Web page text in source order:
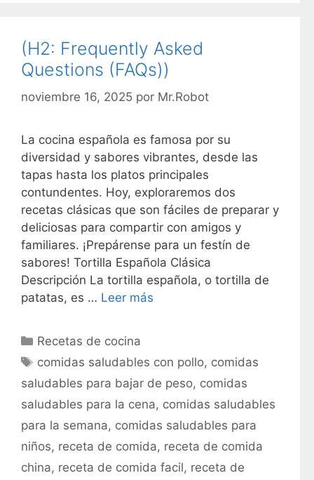
(H2: Frequently Asked
Questions (FAQs))
noviembre 16, 2025 por Mr.Robot
La cocina española es famosa por su
diversidad y sabores vibrantes, desde las
tapas hasta los platos principales
contundentes. Hoy, exploraremos dos
recetas clásicas que son fáciles de preparar y
deliciosas para compartir con amigos y
familiares. ¡Prepárense para un festín de
sabores! Tortilla Española Clásica
Descripción La tortilla española, o tortilla de
patatas, es … Leer más
C
e
g
o
r
Recetas de cocina
E
q
u
e
t
comidas saludables con pollo, comidas
saludables para bajar de peso, comidas
saludables para la cena, comidas saludables
para la semana, comidas saludables para
niños, receta de comida, receta de comida
china, receta de comida facil, receta de